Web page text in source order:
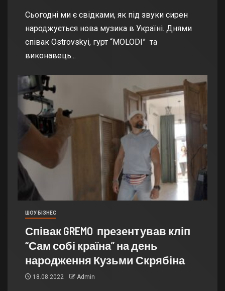
Сьогодні ми є свідками, як під звуки сирен
народжується нова музика в Україні. Днями
співак Ostrovskyi, гурт “MOLODI” та
виконавець...
ШОУ БІЗНЕС
Співак GREMO презентував кліп
“Сам собі країна” на день
народження Кузьми Скрябіна
18.08.2022 Admin